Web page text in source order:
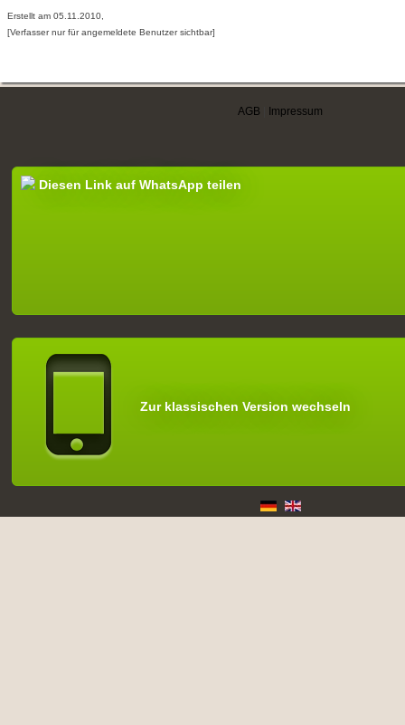
Erstellt am 05.11.2010,
[Verfasser nur für angemeldete Benutzer sichtbar]
AGB Impressum
Diesen Link auf WhatsApp teilen
Zur klassischen Version wechseln